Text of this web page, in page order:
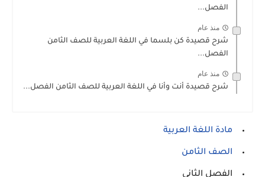
الفصل...
منذ عام
شرح قصيدة كن بلسما في اللغة العربية للصف الثامن
الفصل...
منذ عام
شرح قصيدة أنت وأنا في اللغة العربية للصف الثامن الفصل...
مادة اللغة العربية
الصف الثامن
الفصل الثاني